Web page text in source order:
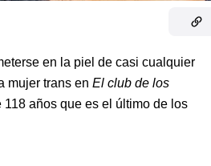
en la piel de casi cualquier
mujer trans en El club de los
118 años que es el último de los